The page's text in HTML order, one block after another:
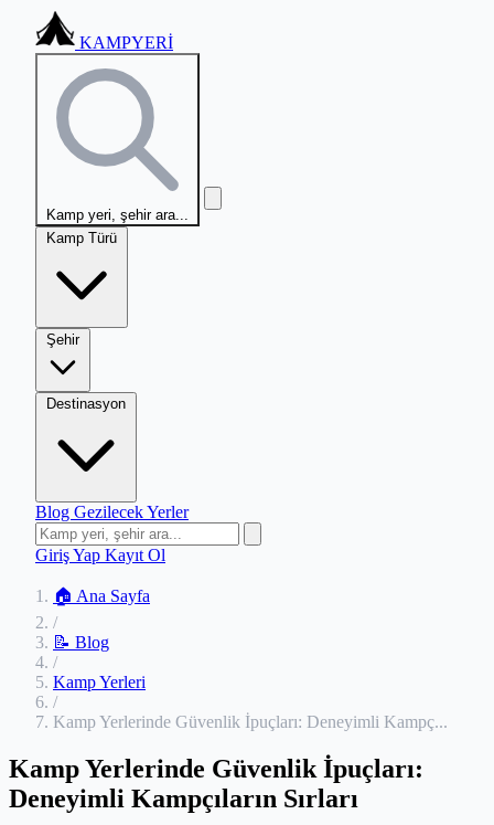
KAMPYERİ
Kamp yeri, şehir ara...
Kamp Türü
Şehir
Destinasyon
Blog Gezilecek Yerler
Giriş Yap Kayıt Ol
🏠 Ana Sayfa
/
📝 Blog
/
Kamp Yerleri
/
Kamp Yerlerinde Güvenlik İpuçları: Deneyimli Kampç...
Kamp Yerlerinde Güvenlik İpuçları:
Deneyimli Kampçıların Sırları